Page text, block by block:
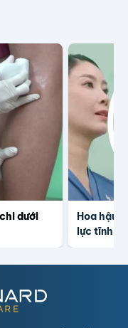
dưới
Hoa hậu
lực tĩnh